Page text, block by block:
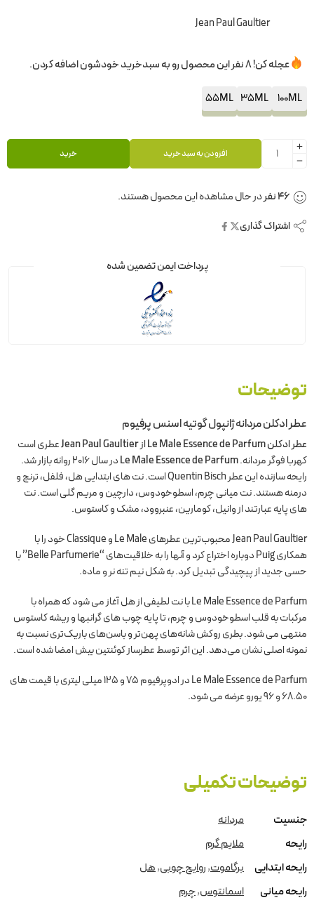
Jean Paul Gaultier
عجله کن! 8 نفر این محصول رو به سبدخرید خودشون اضافه کردن.
100ML
35ML
55ML
افزودن به سبد خرید خرید
43 نفردر حال مشاهده این محصول هستند.
اشتراک گذاری
پرداخت ایمن تضمین شده
توضیحات
عطر ادکلن مردانه ژانپول گوتیه اسنس پرفیوم
عطر ادکلن Le Male Essence de Parfum ازJean Paul Gaultierعطری است
کهربا فوگر مردانه.Le Male Essence de Parfum
در سال 2016 روانه بازار شد.
رایحه سازنده این عطر Quentin Bisch است. نت های ابتدایی هل، فلفل، ترنج و
درمنه هستند. نت میانی چرم، اسطوخودوس، دارچین و مریم گلی است. نت
های پایه عبارتند از وانیل، کومارین، عنبروود، مشک و کاستوس.
Jean Paul Gaultier محبوب‌ترین عطرهای Le Male و Classique خود را با
همکاری Puig دوباره اختراع کرد و آنها را به خلاقیت‌های “Belle Parfumerie” با
حسی جدید از پیچیدگی تبدیل کرد. به شکل نیم تنه نر و ماده.
Le Male Essence de Parfum با نت لطیفی از هل آغاز می شود که همراه با
مرکبات به قلب اسطوخودوس و چرم، تا پایه چوب های گرانبها و ریشه کاستوس
منتهی می شود. بطری روکش شانه‌های پهن‌تر و باسن‌های باریک‌تری نسبت به
نمونه اصلی نشان می‌دهد. این اثر توسط عطرساز کوئنتین بیش امضا شده است.
Le Male Essence de Parfum در ادوپرفیوم 75 و 125 میلی لیتری با قیمت های
68.50 و 96 یورو عرضه می شود.
توضیحات تکمیلی
جنسیت
مردانه
رایحه
ملایم گرم
رایحه ابتدایی
برگاموت,روایح چوبی,هل
رایحه میانی
اسمانتوس,چرم